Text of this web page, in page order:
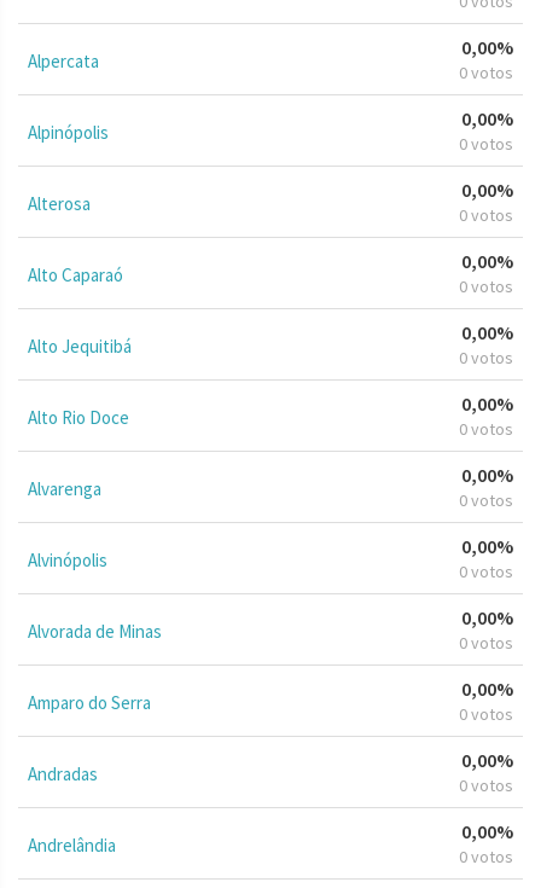
Alpercata
0,00%
0 votos
Alpinópolis
0,00%
0 votos
Alterosa
0,00%
0 votos
Alto Caparaó
0,00%
0 votos
Alto Jequitibá
0,00%
0 votos
Alto Rio Doce
0,00%
0 votos
Alvarenga
0,00%
0 votos
Alvinópolis
0,00%
0 votos
Alvorada de Minas
0,00%
0 votos
Amparo do Serra
0,00%
0 votos
Andradas
0,00%
0 votos
Andrelândia
0,00%
0 votos